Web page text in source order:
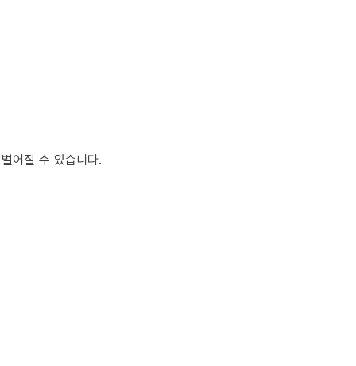
어질 수 있습니다.